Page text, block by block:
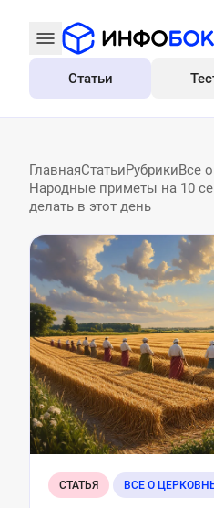
Все
Статьи
ГлавнаяСтатьиРубрикиВсе
Народные приметы на 10
делать в этот день
СТАТЬЯ